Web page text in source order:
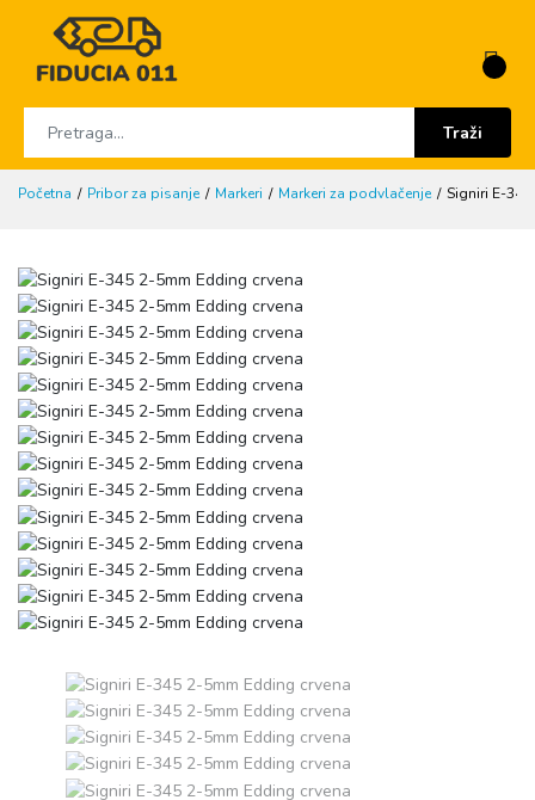
Traži
Početna Pribor za pisanje Markeri Markeri za podvlačenje Signiri E-